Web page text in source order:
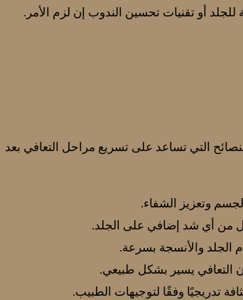
أو تقنيات تحسين الندوب إن لزم الأمر.
التي تساعد على تسريع مراحل التعافي بعد
وتعزيز الشفاء.
من أي شد إضافي على الجلد.
الجلد والأنسجة بسرعة.
التعافي يسير بشكل طبيعي.
تدريجيًا وفقًا لتوجيهات الطبيب.